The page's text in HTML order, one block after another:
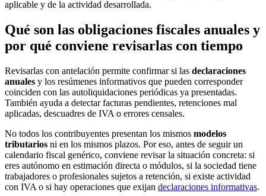
aplicable y de la actividad desarrollada.
Qué son las obligaciones fiscales anuales y
por qué conviene revisarlas con tiempo
Revisarlas con antelación permite confirmar si las declaraciones
anuales y los resúmenes informativos que pueden corresponder
coinciden con las autoliquidaciones periódicas ya presentadas.
También ayuda a detectar facturas pendientes, retenciones mal
aplicadas, descuadres de IVA o errores censales.
No todos los contribuyentes presentan los mismos modelos
tributarios ni en los mismos plazos. Por eso, antes de seguir un
calendario fiscal genérico, conviene revisar la situación concreta: si
eres autónomo en estimación directa o módulos, si la sociedad tiene
trabajadores o profesionales sujetos a retención, si existe actividad
con IVA o si hay operaciones que exijan declaraciones informativas.